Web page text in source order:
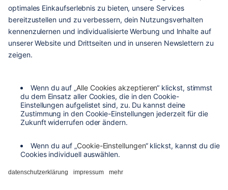
hilfe & service
kontakt
zahlungsarten
datenschutzerklärung
impressum